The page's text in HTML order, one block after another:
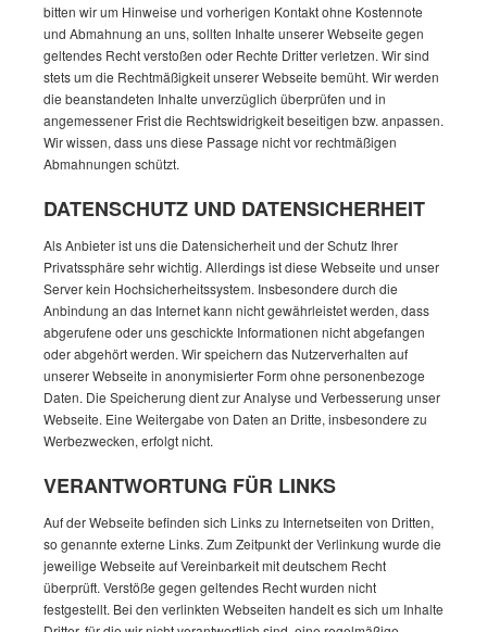
bitten wir um Hinweise und vorherigen Kontakt ohne Kostennote
und Abmahnung an uns, sollten Inhalte unserer Webseite gegen
geltendes Recht verstoßen oder Rechte Dritter verletzen. Wir sind
stets um die Rechtmäßigkeit unserer Webseite bemüht. Wir werden
die beanstandeten Inhalte unverzüglich überprüfen und in
angemessener Frist die Rechtswidrigkeit beseitigen bzw. anpassen.
Wir wissen, dass uns diese Passage nicht vor rechtmäßigen
Abmahnungen schützt.
DATENSCHUTZ UND DATENSICHERHEIT
Als Anbieter ist uns die Datensicherheit und der Schutz Ihrer
Privatssphäre sehr wichtig. Allerdings ist diese Webseite und unser
Server kein Hochsicherheitssystem. Insbesondere durch die
Anbindung an das Internet kann nicht gewährleistet werden, dass
abgerufene oder uns geschickte Informationen nicht abgefangen
oder abgehört werden. Wir speichern das Nutzerverhalten auf
unserer Webseite in anonymisierter Form ohne personenbezoge
Daten. Die Speicherung dient zur Analyse und Verbesserung unser
Webseite. Eine Weitergabe von Daten an Dritte, insbesondere zu
Werbezwecken, erfolgt nicht.
VERANTWORTUNG FÜR LINKS
Auf der Webseite befinden sich Links zu Internetseiten von Dritten,
so genannte externe Links. Zum Zeitpunkt der Verlinkung wurde die
jeweilige Webseite auf Vereinbarkeit mit deutschem Recht
überprüft. Verstöße gegen geltendes Recht wurden nicht
festgestellt. Bei den verlinkten Webseiten handelt es sich um Inhalte